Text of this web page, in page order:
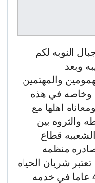
النوبه لكم
وبعد
والمهتمين
وخاصه في هذه
اهلها مع
والثروه بين
الشعبيه قطاع
منظمه
شريان الحياه
بجبال النوبه منذ أكثر من 40 عاما في خدمه